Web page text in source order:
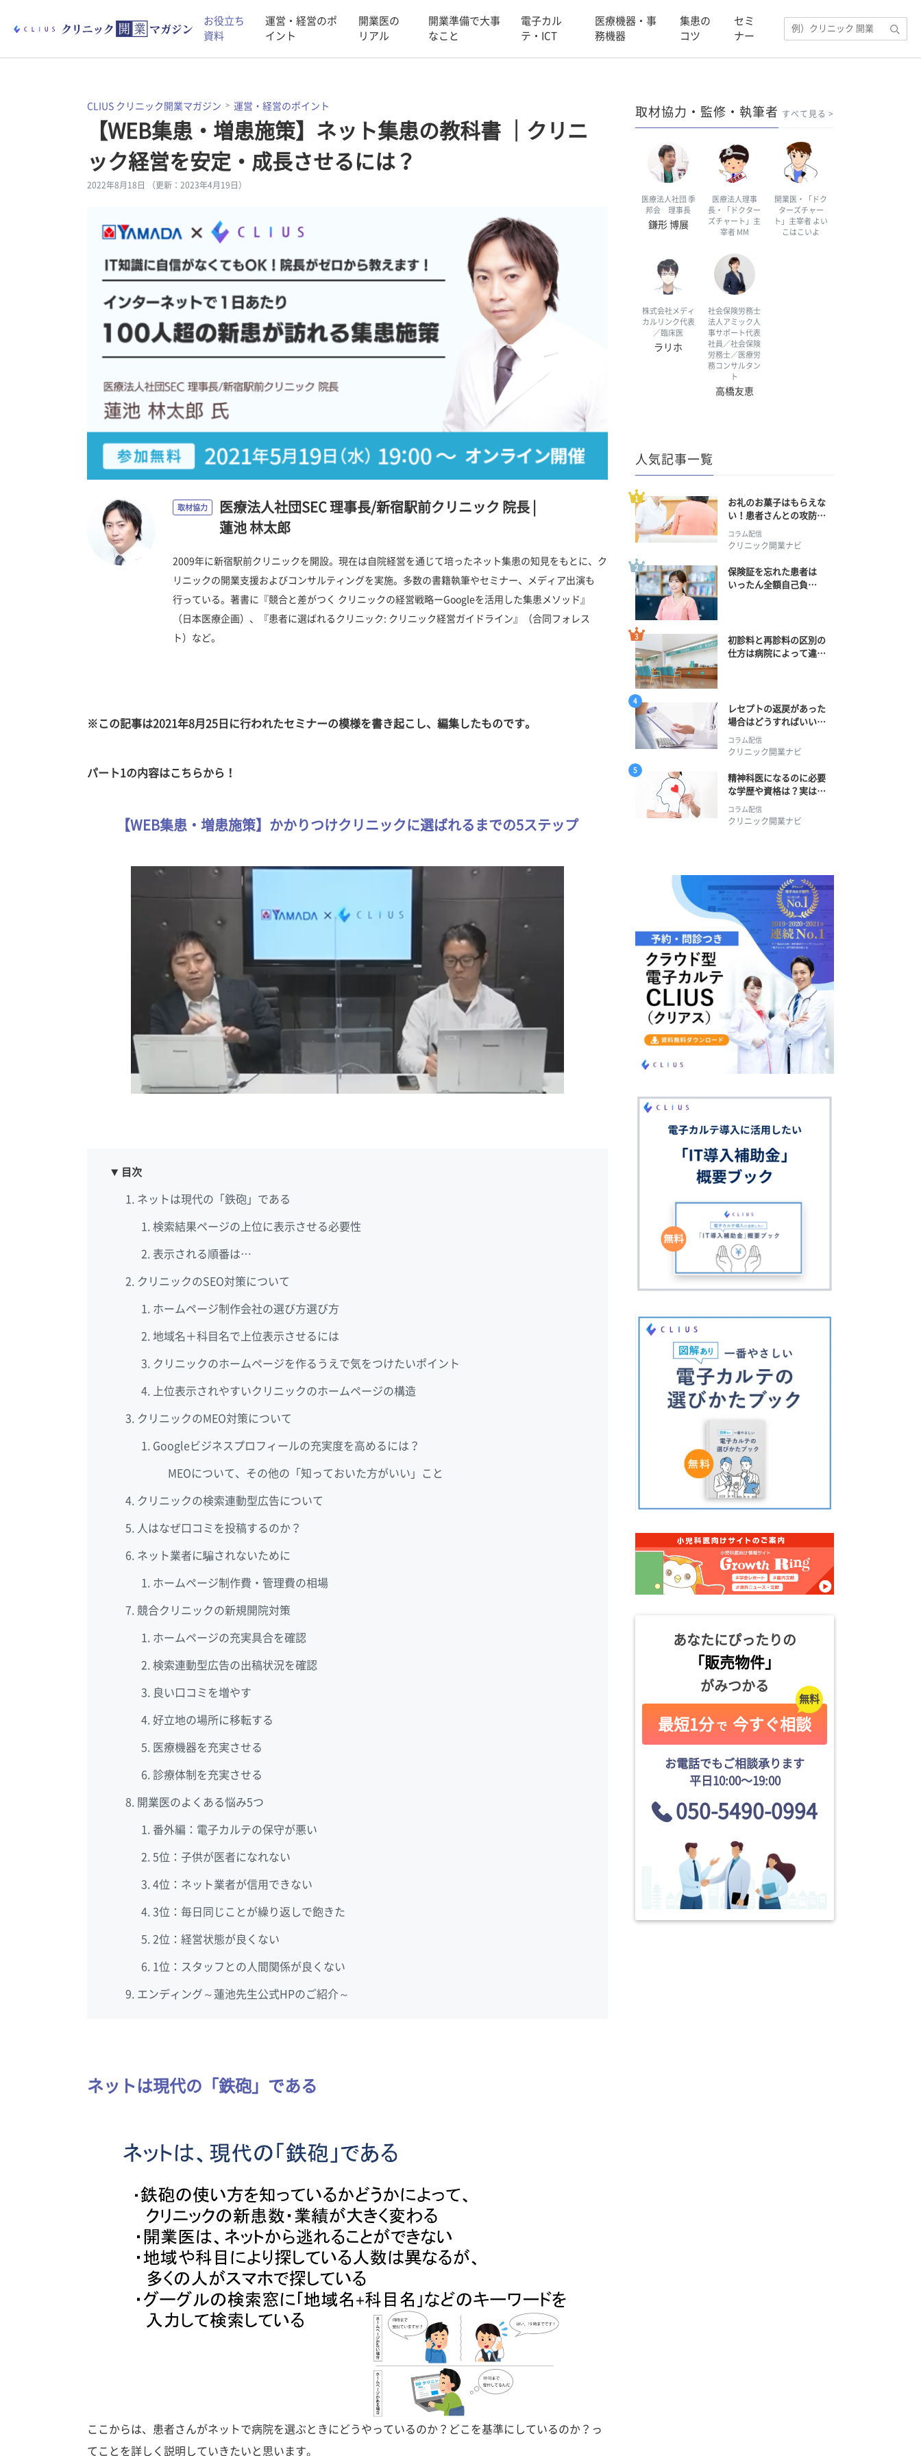
お役立ち
資料
運営・経営のポ
イント
開業医の
リアル
開業準備で大事
なこと
電子カル
テ・ICT
医療機器・事
務機器
集患の
コツ
セミ
ナー
CLIUS クリニック開業マガジン 運営・経営のポイント
【WEB集患・増患施策】ネット集患の教科書 ｜クリニ
ック経営を安定・成長させるには？
2022年8月18日 （更新：2023年4月19日）
取材協力 医療法人社団SEC 理事長/新宿駅前クリニック 院長
蓮池 林太郎
2009年に新宿駅前クリニックを開設。現在は自院経営を通じて培ったネット集患の知見をもとに、ク
リニックの開業支援およびコンサルティングを実施。多数の書籍執筆やセミナー、メディア出演も
行っている。著書に『競合と差がつく クリニックの経営戦略ーGoogleを活用した集患メソッド』
（日本医療企画）、『患者に選ばれるクリニック: クリニック経営ガイドライン』（合同フォレス
ト）など。
※この記事は2021年8月25日に行われたセミナーの模様を書き起こし、編集したものです。
パート1の内容はこちらから！
【WEB集患・増患施策】かかりつけクリニックに選ばれるまでの5ステップ
目次
ネットは現代の「鉄砲」である
検索結果ページの上位に表示させる必要性
表示される順番は…
クリニックのSEO対策について
ホームページ制作会社の選び方選び方
地域名＋科目名で上位表示させるには
クリニックのホームページを作るうえで気をつけたいポイント
上位表示されやすいクリニックのホームページの構造
クリニックのMEO対策について
Googleビジネスプロフィールの充実度を高めるには？
MEOについて、その他の「知っておいた方がいい」こと
クリニックの検索連動型広告について
人はなぜ口コミを投稿するのか？
ネット業者に騙されないために
ホームページ制作費・管理費の相場
競合クリニックの新規開院対策
ホームページの充実具合を確認
検索連動型広告の出稿状況を確認
良い口コミを増やす
好立地の場所に移転する
医療機器を充実させる
診療体制を充実させる
開業医のよくある悩み5つ
番外編：電子カルテの保守が悪い
5位：子供が医者になれない
4位：ネット業者が信用できない
3位：毎日同じことが繰り返しで飽きた
2位：経営状態が良くない
1位：スタッフとの人間関係が良くない
エンディング～蓮池先生公式HPのご紹介～
ネットは現代の「鉄砲」である
ここからは、患者さんがネットで病院を選ぶときにどうやっているのか？どこを基準にしているのか？っ
てことを詳しく説明していきたいと思います。
取材協力・監修・執筆者 すべて見る
医療法人社団 季
邦会 理事長
鎌形 博展
医療法人理事
長・「ドクター
ズチャート」主
宰者 MM
開業医・「ドク
ターズチャー
ト」主宰者 よい
こはこいよ
株式会社メディ
カルリンク代表
／臨床医
ラリホ
社会保険労務士
法人アミック人
事サポート代表
社員／社会保険
労務士／医療労
務コンサルタン
ト
高橋友恵
人気記事一覧
お礼のお菓子はもらえな
い！患者さんとの攻防の
コラム配信
クリニック開業ナビ
保険証を忘れた患者は
いったん全額自己負
初診料と再診料の区別の
仕方は病院によって違
レセプトの返戻があった
場合はどうすればいい？
そのプロセスとは？
コラム配信
クリニック開業ナビ
精神科医になるのに必要
な学歴や資格は？実は学
士編入学からでも目指せ
る！
コラム配信
クリニック開業ナビ
あなたにぴったりの
「販売物件」
がみつかる
最短1分 で 今すぐ相談
お電話でもご相談承ります
平日10:00〜19:00
050-5490-0994